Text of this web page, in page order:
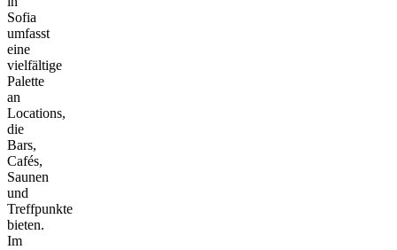
Sofia
umfasst
eine
vielfältige
Palette
an
Locations,
die
Bars,
Cafés,
Saunen
und
Treffpunkte
bieten.
Im